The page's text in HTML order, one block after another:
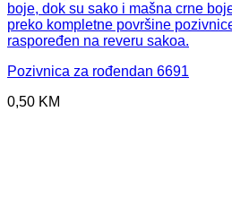
Pozivnica za rođendan 6691
0,50 KM